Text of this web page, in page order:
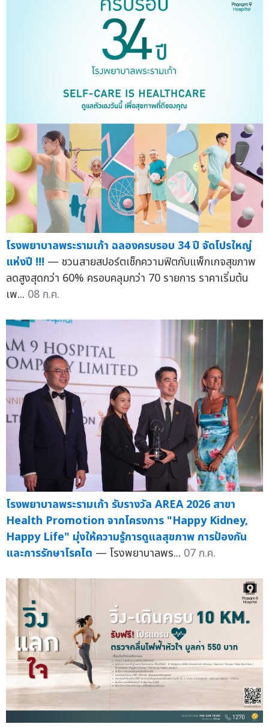
โรงพยาบาลพระรามเก้า ฉลองครบรอบ 34 ปี จัดโปรใหญ่
แห่งปี !!! — ชวนสายสปอร์ตเช็กความฟิตกับแพ็กเกจสุขภาพ
ลดสูงสุดกว่า 60% ครอบคลุมกว่า 70 รายการ ราคาเริ่มต้น
เพ... 08 ก.ค.
โรงพยาบาลพระรามเก้า รับรางวัล AREA 2026 สาขา
Health Promotion จากโครงการ "Happy Kidney,
Happy Life" มุ่งให้ความรู้การดูแลสุขภาพ การป้องกัน
และการรักษาโรคไต — โรงพยาบาลพร... 07 ก.ค.